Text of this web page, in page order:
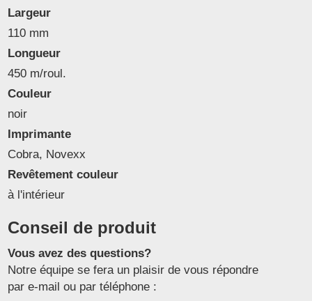
Largeur
110 mm
Longueur
450 m/roul.
Couleur
noir
Imprimante
Cobra, Novexx
Revêtement couleur
à l'intérieur
Conseil de produit
Vous avez des questions?
Notre équipe se fera un plaisir de vous répondre
par e-mail ou par téléphone :